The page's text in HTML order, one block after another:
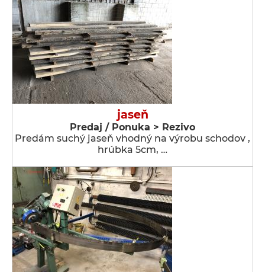
jaseň
Predaj / Ponuka > Rezivo
Predám suchý jaseň vhodný na výrobu schodov ,
hrúbka 5cm, …